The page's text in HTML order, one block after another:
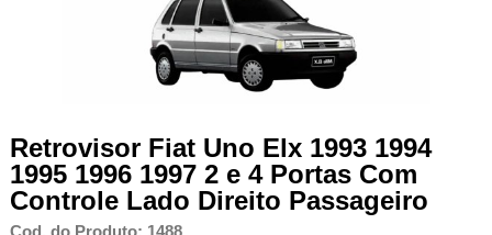
Retrovisor Fiat Uno Elx 1993 1994
1995 1996 1997 2 e 4 Portas Com
Controle Lado Direito Passageiro
Cod. do Produto: 1488